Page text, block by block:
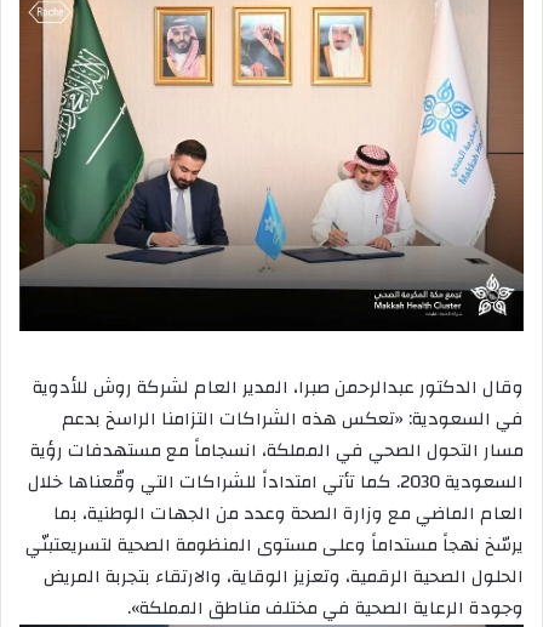
وقال الدكتور عبدالرحمن صبرا، المدير العام لشركة روش للأدوية
في السعودية: «تعكس هذه الشراكات التزامنا الراسخ بدعم
مسار التحول الصحي في المملكة، انسجاماً مع مستهدفات رؤية
السعودية 2030. كما تأتي امتداداً للشراكات التي وقّعناها خلال
العام الماضي مع وزارة الصحة وعدد من الجهات الوطنية، بما
يرسّخ نهجاً مستداماً وعلى مستوى المنظومة الصحية لتسريعتبنّي
الحلول الصحية الرقمية، وتعزيز الوقاية، والارتقاء بتجربة المريض
وجودة الرعاية الصحية في مختلف مناطق المملكة».